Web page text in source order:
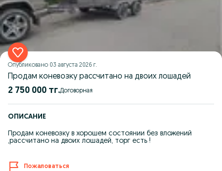
Опубликовано 03 августа 2026 г.
Продам коневозку рассчитано на двоих лошадей
2 750 000 тг. Договорная
ОПИСАНИЕ
Продам коневозку в хорошем состоянии без вложений
,рассчитано на двоих лошадей, торг есть !
Пожаловаться